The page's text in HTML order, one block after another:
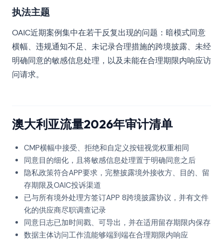
执法主题
OAIC近期案例集中在若干反复出现的问题：暗模式同意
横幅、违规通知不足、未记录合理措施的跨境披露、未经
明确同意的敏感信息处理，以及未能在合理期限内响应访
问请求。
澳大利亚流量2026年审计清单
CMP横幅中接受、拒绝和自定义按钮视觉权重相同
同意目的细化，且将敏感信息处理置于明确同意之后
隐私政策符合APP要求，完整披露境外接收方、目的、留
存期限及OAIC投诉渠道
已与所有境外处理方签订APP 8跨境披露协议，并有文件
化的供应商尽职调查记录
同意日志已加时间戳、可导出，并在适用留存期限内保存
数据主体访问工作流能够端到端在合理期限内响应